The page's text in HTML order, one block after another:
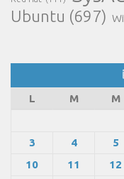
Ubuntu (697)
L
M M
3
4 5
10
11 12